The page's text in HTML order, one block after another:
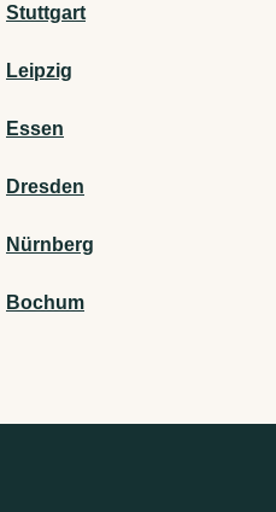
Stuttgart
Leipzig
Essen
Dresden
Nürnberg
Bochum